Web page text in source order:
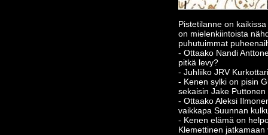
Pistetilanne on
on mielenkiintoista
puhutuimmat
- Ottaako Nandi
pitkä levy?
- Juhliiko JRV
- Kenen sylki on pisin
sekaisin Jake
- Ottaako Aleksi
vaikkapa Suunnan
- Kenen elämä on
Klemettinen